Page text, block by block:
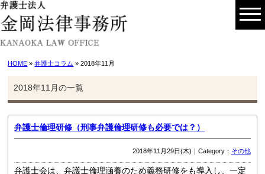
HOME »弁護士コラム » 2018年11月
2018年11月の一覧
弁護士倫理研修（刑事弁護倫理研修も必要では？）
2018年11月29日(木)｜Category： その他
弁護士会は、弁護士倫理涵養のため義務研修をも導入し、一定